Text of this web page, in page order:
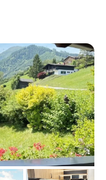
auf einer
renovierte